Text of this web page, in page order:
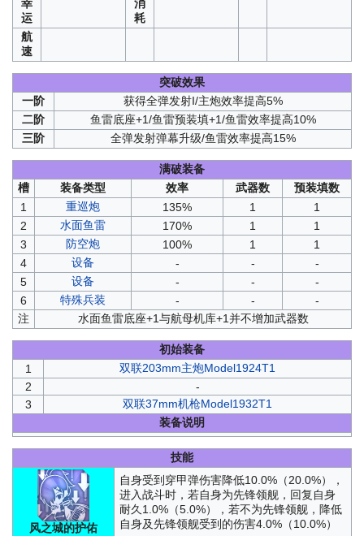
幸
运
消
耗
航
速
突破效果
一阶
获得全弹发射I/主炮效率提高5%
二阶
鱼雷底座+1/鱼雷预装填+1/鱼雷效率提高10%
三阶
全弹发射弹幕升级/鱼雷效率提高15%
满破装备
槽
装备类型 效率 武器数
预装填数
1
重巡炮 135% 1
1
2
水面鱼雷 170% 1
1
3
防空炮 100% 1
1
4
设备 - -
-
5
设备 - -
-
6
特殊兵装 - -
-
注
水面鱼雷底座+1与航母机库+1并不增加武器数
初始装备
1
双联203mm主炮Model1924T1
2
-
3
双联37mm机枪Model1932T1
装备说明
技能
风之城的护佑
自身受到穿甲弹伤害降低10.0%（20.0%），
进入战斗时，若自身为先锋领舰，回复自身
耐久1.0%（5.0%），若不为先锋领舰，降低
自身及先锋领舰受到的伤害4.0%（10.0%）